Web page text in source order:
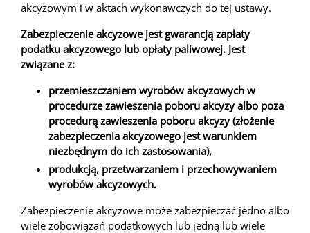
akcyzowym i w aktach wykonawczych do tej ustawy.
Zabezpieczenie akcyzowe jest gwarancją zapłaty
podatku akcyzowego lub opłaty paliwowej. Jest
związane z:
przemieszczaniem wyrobów akcyzowych w
procedurze zawieszenia poboru akcyzy albo poza
procedurą zawieszenia poboru akcyzy (złożenie
zabezpieczenia akcyzowego jest warunkiem
niezbędnym do ich zastosowania),
produkcją, przetwarzaniem i przechowywaniem
wyrobów akcyzowych.
Zabezpieczenie akcyzowe może zabezpieczać jedno albo
wiele zobowiązań podatkowych lub jedną lub wiele